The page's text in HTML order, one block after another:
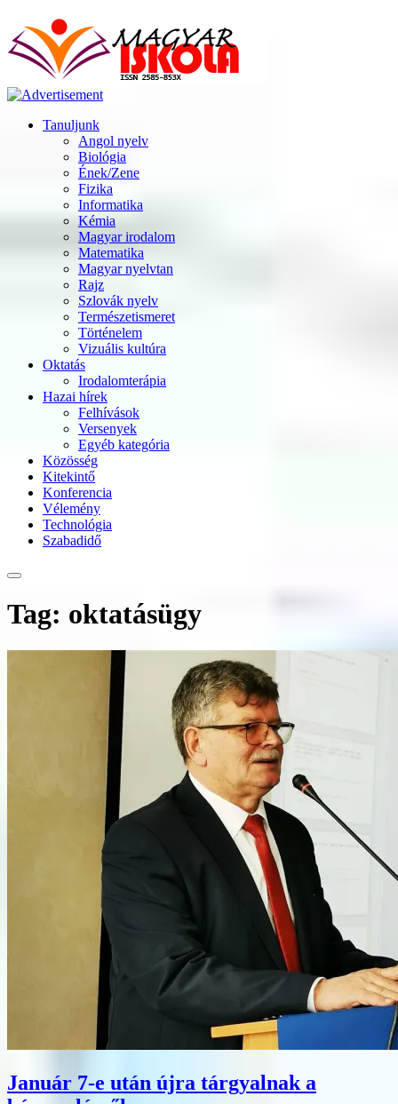
Tanuljunk
Angol nyelv
Biológia
Ének/Zene
Fizika
Informatika
Kémia
Magyar irodalom
Matematika
Magyar nyelvtan
Rajz
Szlovák nyelv
Természetismeret
Történelem
Vizuális kultúra
Oktatás
Irodalomterápia
Hazai hírek
Felhívások
Versenyek
Egyéb kategória
Közösség
Kitekintő
Konferencia
Vélemény
Technológia
Szabadidő
Tag: oktatásügy
Január 7-e után újra tárgyalnak a